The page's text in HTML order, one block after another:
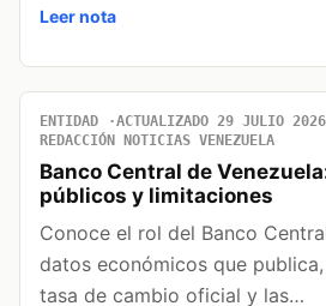
Leer nota
ENTIDAD ACTUALIZADO 29 JULIO 2026
REDACCIÓN NOTICIAS VENEZUELA
Banco Central de
públicos y limitaciones
Conoce el rol del Banco
datos económicos que
tasa de cambio oficial y las…